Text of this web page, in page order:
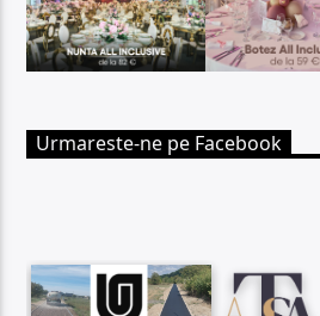
Urmareste-ne pe Facebook